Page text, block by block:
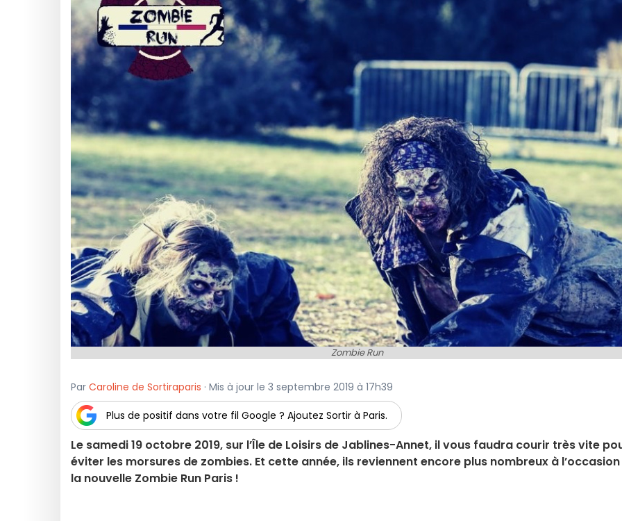
Zombie Run
Par Caroline de Sortiraparis · Mis à jour le 3 septembre 2019 à 17h39
Plus de positif dans votre fil Google ? Ajoutez Sortir à Paris.
Le samedi 19 octobre 2019, sur l’Île de Loisirs de Jablines-Annet, il vous faudra courir très vite
éviter les morsures de zombies. Et cette année, ils reviennent encore plus nombreux à
la nouvelle Zombie Run Paris !